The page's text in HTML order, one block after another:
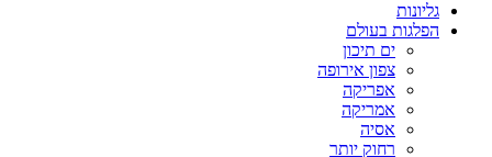
גליונות
הפלגות בעולם
ים תיכון
צפון אירופה
אפריקה
אמריקה
אסיה
רחוק יותר